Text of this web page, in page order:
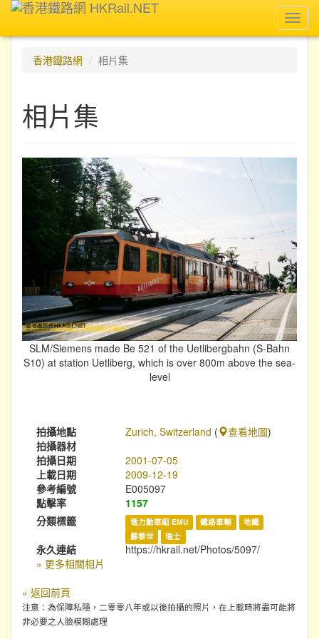
香港鐵路網
相片集
相片集
SLM/Siemens made Be 521 of the Uetlibergbahn (S-Bahn
S10) at station Uetliberg, which is over 800m above the sea-
level
拍攝地點 Zurich, Switzerland ( 查看地圖)
拍攝器材
拍攝日期
2001-07-05
上載日期
2009-12-19
參考編號
E005097
點擊率
1157
分類標籤
電力動車組 EMU 鐵路車輛
地鐵
蘇黎世
瑞士
永久連結
https://hkrail.net/Photos/5097/
» 更多相關相片
« 返回前頁
注意：為保障私隱，二零零八年或以後拍攝的照片，在上載時將盡可能將
非必要之人臉模糊處理